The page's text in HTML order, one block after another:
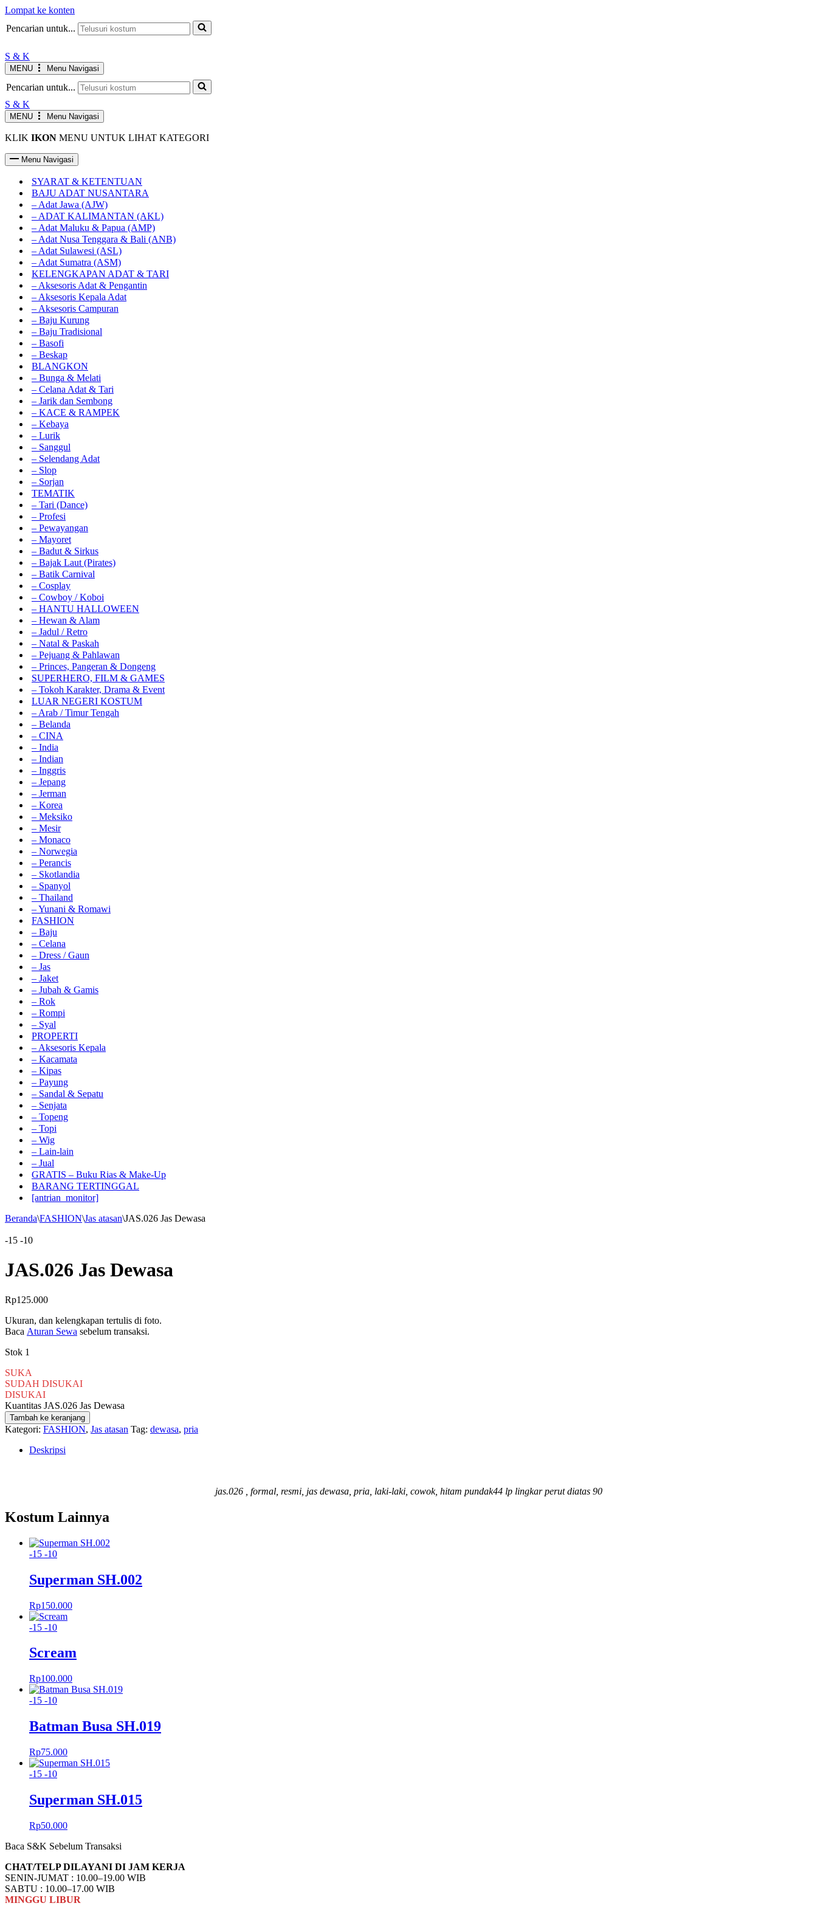
Lompat ke konten
Pencarian untuk...
S & K
MENU Menu Navigasi
Pencarian untuk...
S & K
MENU Menu Navigasi
KLIK IKON MENU UNTUK LIHAT KATEGORI
Menu Navigasi
SYARAT & KETENTUAN
BAJU ADAT NUSANTARA
– Adat Jawa (AJW)
– ADAT KALIMANTAN (AKL)
– Adat Maluku & Papua (AMP)
– Adat Nusa Tenggara & Bali (ANB)
– Adat Sulawesi (ASL)
– Adat Sumatra (ASM)
KELENGKAPAN ADAT & TARI
– Aksesoris Adat & Pengantin
– Aksesoris Kepala Adat
– Aksesoris Campuran
– Baju Kurung
– Baju Tradisional
– Basofi
– Beskap
BLANGKON
– Bunga & Melati
– Celana Adat & Tari
– Jarik dan Sembong
– KACE & RAMPEK
– Kebaya
– Lurik
– Sanggul
– Selendang Adat
– Slop
– Sorjan
TEMATIK
– Tari (Dance)
– Profesi
– Pewayangan
– Mayoret
– Badut & Sirkus
– Bajak Laut (Pirates)
– Batik Carnival
– Cosplay
– Cowboy / Koboi
– HANTU HALLOWEEN
– Hewan & Alam
– Jadul / Retro
– Natal & Paskah
– Pejuang & Pahlawan
– Princes, Pangeran & Dongeng
SUPERHERO, FILM & GAMES
– Tokoh Karakter, Drama & Event
LUAR NEGERI KOSTUM
– Arab / Timur Tengah
– Belanda
– CINA
– India
– Indian
– Inggris
– Jepang
– Jerman
– Korea
– Meksiko
– Mesir
– Monaco
– Norwegia
– Perancis
– Skotlandia
– Spanyol
– Thailand
– Yunani & Romawi
FASHION
– Baju
– Celana
– Dress / Gaun
– Jas
– Jaket
– Jubah & Gamis
– Rok
– Rompi
– Syal
PROPERTI
– Aksesoris Kepala
– Kacamata
– Kipas
– Payung
– Sandal & Sepatu
– Senjata
– Topeng
– Topi
– Wig
– Lain-lain
– Jual
GRATIS – Buku Rias & Make-Up
BARANG TERTINGGAL
[antrian_monitor]
Beranda\FASHION\Jas atasan\JAS.026 Jas Dewasa
-15 -10
JAS.026 Jas Dewasa
Rp125.000
Ukuran, dan kelengkapan tertulis di foto.
Baca Aturan Sewa sebelum transaksi.
Stok 1
SUKA
SUDAH DISUKAI
DISUKAI
Kuantitas JAS.026 Jas Dewasa
Tambah ke keranjang
Kategori: FASHION, Jas atasan Tag: dewasa, pria
Deskripsi
jas.026 , formal, resmi, jas dewasa, pria, laki-laki, cowok, hitam pundak44 lp lingkar perut diatas 90
Kostum Lainnya
-15 -10
Superman SH.002
Rp150.000
-15 -10
Scream
Rp100.000
-15 -10
Batman Busa SH.019
Rp75.000
-15 -10
Superman SH.015
Rp50.000
Baca S&K Sebelum Transaksi
CHAT/TELP DILAYANI DI JAM KERJA
SENIN-JUMAT : 10.00–19.00 WIB
SABTU : 10.00–17.00 WIB
MINGGU LIBUR